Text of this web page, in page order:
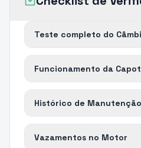
Teste completo do
Funcionamento da
Histórico de
Vazamentos no Motor